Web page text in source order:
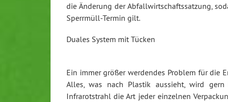
die Änderung der Abfallwirtschaftssatzung,
Sperrmüll-Termin gilt.
Duales System mit Tücken
Ein immer größer werdendes Problem für die
Alles, was nach Plastik aussieht, wird
Infrarotstrahl die Art jeder einzelnen